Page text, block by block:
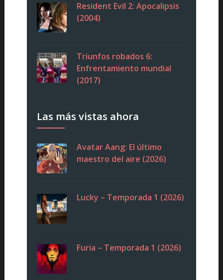
Resident Evil 2: Apocalipsis
(2004)
Triunfos robados 6:
Enfrentamiento mundial
(2017)
Las más vistas ahora
Avatar Aang: El último
maestro del aire (2026)
Lucky – Temporada 1 (2026)
Furia – Temporada 1 (2026)